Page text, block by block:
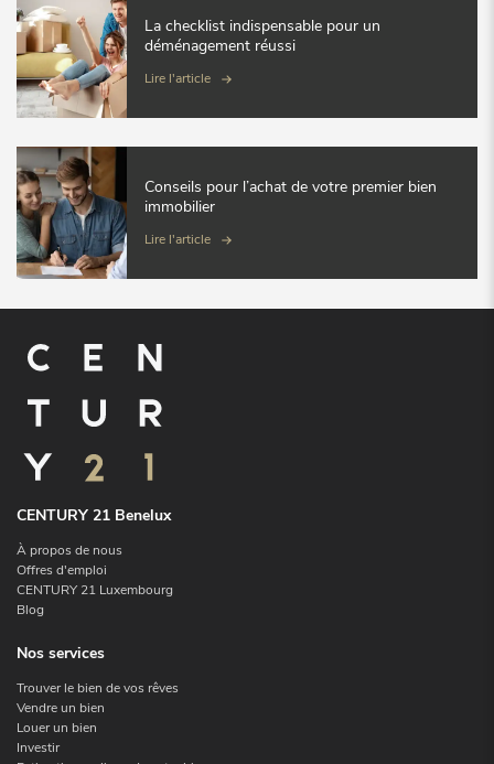
La checklist indispensable pour un
déménagement réussi
Lire l'article
Conseils pour l’achat de votre premier bien
immobilier
Lire l'article
CENTURY 21 Benelux
À propos de nous
Offres d'emploi
CENTURY 21 Luxembourg
Blog
Nos services
Trouver le bien de vos rêves
Vendre un bien
Louer un bien
Investir